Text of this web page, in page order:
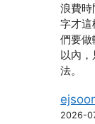
浪費時
字才這
們要做
以內
法。
2026-